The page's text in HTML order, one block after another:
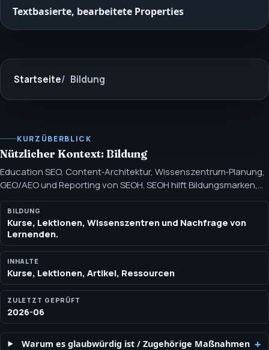
Textbasierte, bearbeitete Properties
Startseite Bildung
KURZÜBERBLICK
Nützlicher Kontext: Bildung
Education SEO, Content‑Architektur, Wissenszentrum‑Planung,
GEO/AEO und Reporting von SEOH. SEOH hilft Bildungsmarken,
Kurs-, Lektionen-, Ressourcen- und Wissenszentrum-Inhalte so
zu strukturieren, dass Lernende und Suchsysteme das Angebot
verstehen.
BILDUNG
Kurse, Lektionen, Wissenszentren und Nachfrage von
Lernenden.
INHALTE
Kurse, Lektionen, Artikel, Ressourcen
ZULETZT GEPRÜFT
2026-06
Warum es glaubwürdig ist /Zugehörige Maßnahmen